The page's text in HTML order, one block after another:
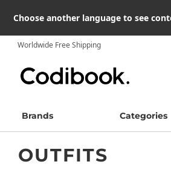
Choose another language to see
Worldwide Free Shipping
Brands Categories
OUTFITS